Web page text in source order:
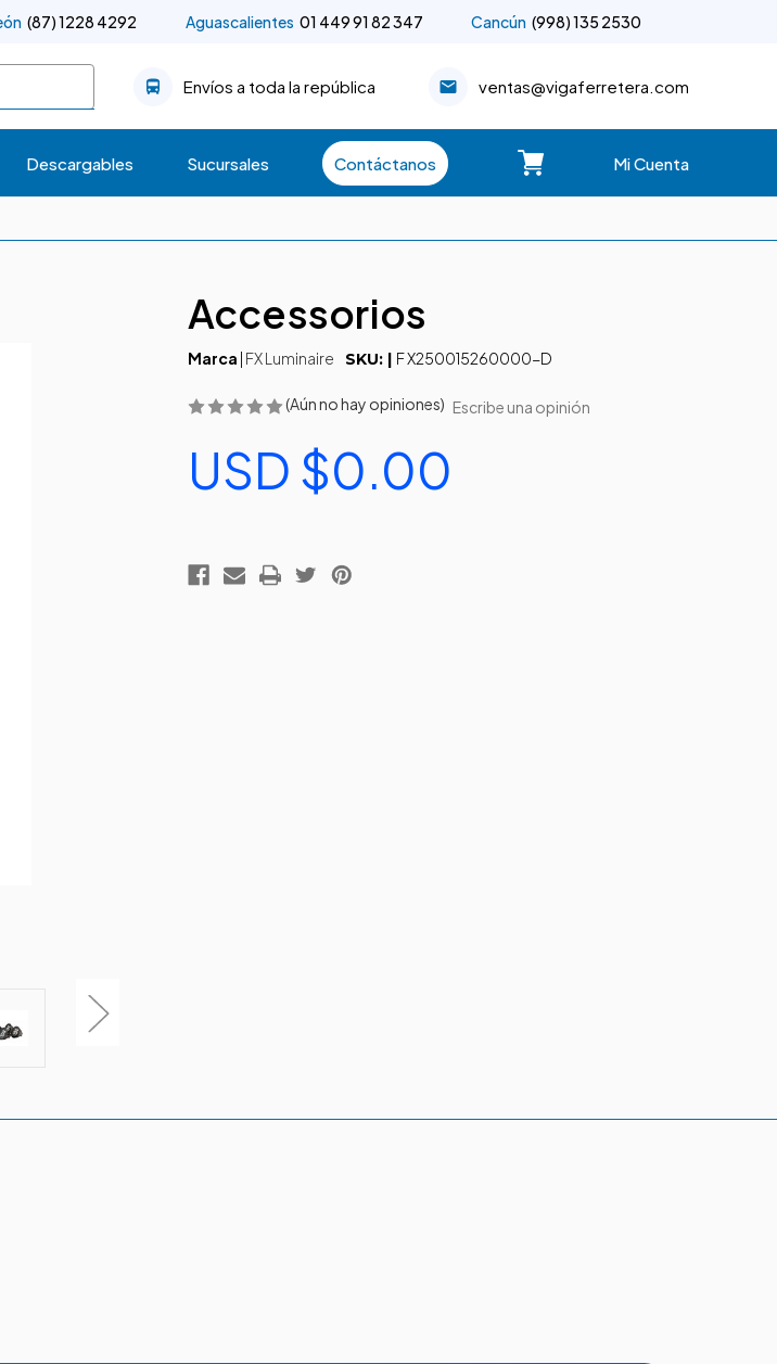
(87) 1228 4292 Aguascalientes 01 449 91 82 347 Cancún (998) 135 2530
Envíos a toda la república ventas@vigaferretera.com
Descargables Sucursales Contáctanos Mi Cuenta
Accessorios
Marca FX Luminaire SKU: | F X250015260000-D
(Aún no hay opiniones) Escribe una opinión
USD $0.00